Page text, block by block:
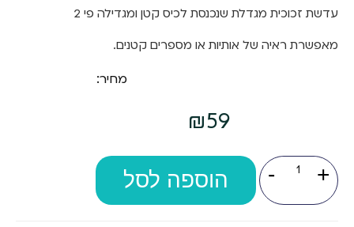
עדשת זכוכית מגדלת שנכנסת לכיס קטן ומגדילה פי 2
מאפשרת ראיה של אותיות או מספרים קטנים.
מחיר:
₪59
-
כמות
של
זכוכית
+ הוספה לסל